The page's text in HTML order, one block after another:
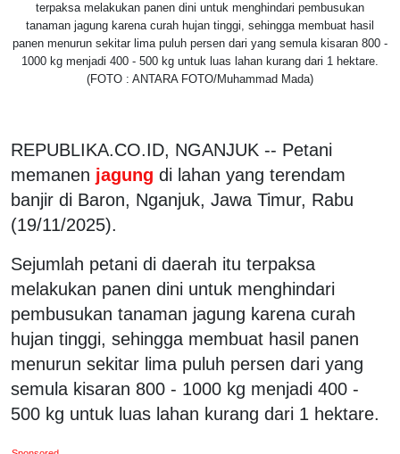
terpaksa melakukan panen dini untuk menghindari pembusukan
tanaman jagung karena curah hujan tinggi, sehingga membuat hasil
panen menurun sekitar lima puluh persen dari yang semula kisaran 800 -
1000 kg menjadi 400 - 500 kg untuk luas lahan kurang dari 1 hektare.
(FOTO : ANTARA FOTO/Muhammad Mada)
REPUBLIKA.CO.ID, NGANJUK -- Petani
memanen jagung di lahan yang terendam
banjir di Baron, Nganjuk, Jawa Timur, Rabu
(19/11/2025).
Sejumlah petani di daerah itu terpaksa
melakukan panen dini untuk menghindari
pembusukan tanaman jagung karena curah
hujan tinggi, sehingga membuat hasil panen
menurun sekitar lima puluh persen dari yang
semula kisaran 800 - 1000 kg menjadi 400 -
500 kg untuk luas lahan kurang dari 1 hektare.